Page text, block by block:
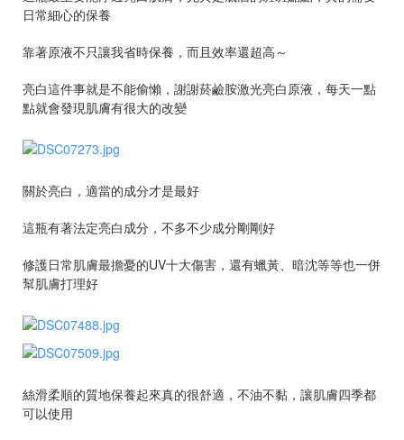
日常細心的保養
靠著原液不只讓我省時保養，而且效率還超高～
亮白這件事就是不能偷懶，謝謝菸鹼胺激光亮白原液，每天一點
點就會發現肌膚有很大的改變
關於亮白，適當的成分才是最好
這瓶有著法定亮白成分，不多不少成分剛剛好
修護日常肌膚最擔憂的UV十大傷害，還有蠟黃、暗沈等等也一併
幫肌膚打理好
絲滑柔順的質地保養起來真的很舒適，不油不黏，讓肌膚四季都
可以使用